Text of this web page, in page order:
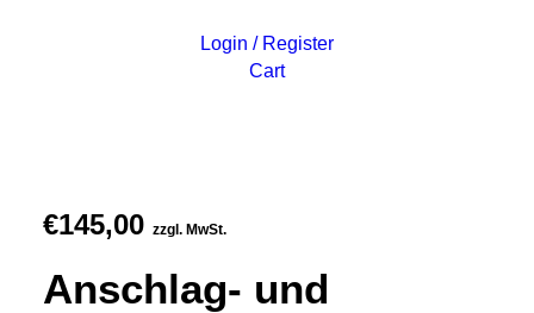
Login / Register
Cart
€145,00 zzgl. MwSt.
Anschlag- und